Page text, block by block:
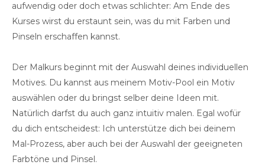
aufwendig oder doch etwas schlichter: Am Ende des
Kurses wirst du erstaunt sein, was du mit Farben und
Pinseln erschaffen kannst.
Der Malkurs beginnt mit der Auswahl deines individuellen
Motives. Du kannst aus meinem Motiv-Pool ein Motiv
auswählen oder du bringst selber deine Ideen mit.
Natürlich darfst du auch ganz intuitiv malen. Egal wofür
du dich entscheidest: Ich unterstütze dich bei deinem
Mal-Prozess, aber auch bei der Auswahl der geeigneten
Farbtöne und Pinsel.